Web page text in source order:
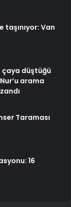
taşınıyor: Van
çaya düştüğü
arama
Taraması
16